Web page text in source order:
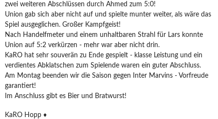
zwei weiteren Abschlüssen durch Ahmed zum 5:0!
Union gab sich aber nicht auf und spielte munter weiter, als wäre das
Spiel ausgeglichen. Großer Kampfgeist!
Nach Handelfmeter und einem unhaltbaren Strahl für Lars konnte
Union auf 5:2 verkürzen - mehr war aber nicht drin.
KaRO hat sehr souverän zu Ende gespielt - klasse Leistung und ein
verdientes Abklatschen zum Spielende waren ein guter Abschluss.
Am Montag beenden wir die Saison gegen Inter Marvins - Vorfreude
garantiert!
Im Anschluss gibt es Bier und Bratwurst!
KaRO Hopp ♦️